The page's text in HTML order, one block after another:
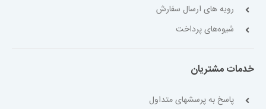
رویه های ارسال سفارش
شیوه‌های پرداخت
خدمات مشتریان
پاسخ به پرسشهای متداول